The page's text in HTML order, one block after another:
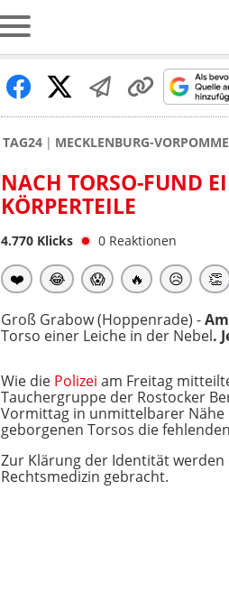
TAG24 MECKLENBURG-
NACH TORSO-FUND
KÖRPERTEILE
4.770 Klicks 0 Reaktionen
❤️ 😂 😱 🔥 😥 👏
Groß Grabow (Hoppenrade) -
Torso einer Leiche in der Nebel.
Wie die Polizei am Freitag
Tauchergruppe der Rostocker
Vormittag in unmittelbarer Nähe
geborgenen Torsos die
Zur Klärung der Identität werden
Rechtsmedizin gebracht.